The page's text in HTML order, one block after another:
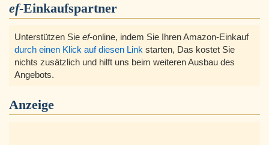
ef-Einkaufspartner
Unterstützen Sie ef-online, indem Sie Ihren Amazon-Einkauf
durch einen Klick auf diesen Link starten, Das kostet Sie
nichts zusätzlich und hilft uns beim weiteren Ausbau des
Angebots.
Anzeige